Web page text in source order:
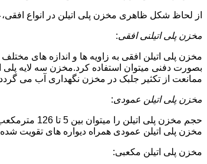
از لحاظ شکل ظاهری مخزن پلی اتیلن در انواع
مخزن پلی اتیلنی افقی:
مخزن پلی اتیلن افقی به زاویه ها و اندازه های
بصورت دفنی میتوان استفاده کرد.مخزن سه لایه
ممانعت از تکثیر جلبک در مخزن نگهداری آب می
مخزن پلی اتیلن عمودی:
حجم مخزن پلی اتیلن را میتوان بین 5 تا 126 مترمکعب (5 هزار لیتر تا 126 هزار لیتر) در نظر گرفت.در انواع تک لایه،دولایه و سه لایه که قابل تولید می باشد.
مخزن پلی اتیلن عمودی همراه دیواره های تقویت شده و
مخزن پلی اتیلن مکعبی: